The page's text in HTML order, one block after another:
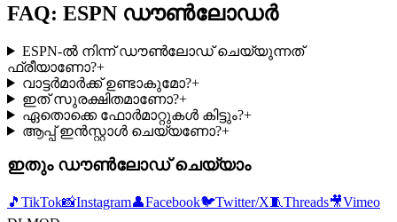
FAQ: ESPN ഡൗൺലോഡർ
ESPN-ൽ നിന്ന് ഡൗൺലോഡ് ചെയ്യുന്നത്
ഫ്രീയാണോ?+
വാട്ടർമാർക്ക് ഉണ്ടാകുമോ?+
ഇത് സുരക്ഷിതമാണോ?+
ഏതൊക്കെ ഫോർമാറ്റുകൾ കിട്ടും?+
ആപ്പ് ഇൻസ്റ്റാൾ ചെയ്യണോ?+
ഇതും ഡൗൺലോഡ് ചെയ്യാം
🎵 TikTok📸Instagram👤Facebook🐦Twitter/X🧵Threads🎥Vimeo